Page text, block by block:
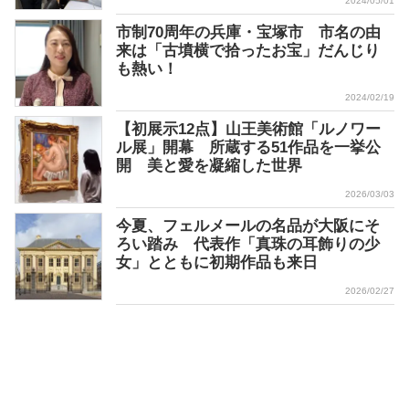
市制70周年の兵庫・宝塚市 市名の由
来は「古墳横で拾ったお宝」だんじり
も熱い！
2024/02/19
【初展示12点】山王美術館「ルノワー
ル展」開幕 所蔵する51作品を一挙公
開 美と愛を凝縮した世界
2026/03/03
今夏、フェルメールの名品が大阪にそ
ろい踏み 代表作「真珠の耳飾りの少
女」とともに初期作品も来日
2026/02/27